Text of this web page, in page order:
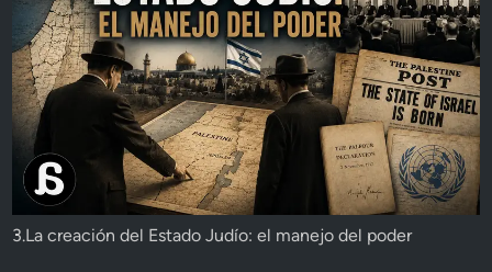
3.La creación del Estado Judío: el manejo del poder